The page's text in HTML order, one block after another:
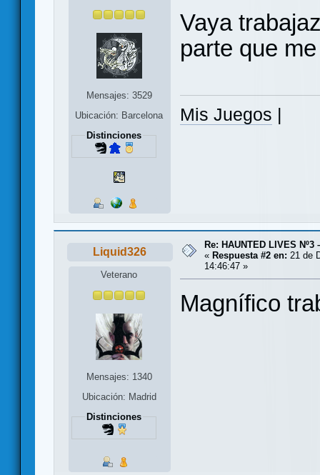
Mensajes: 3529
Ubicación: Barcelona
Distinciones
Vaya
parte que
Mis Juegos |
Liquid326
Veterano
Mensajes: 1340
Ubicación: Madrid
Distinciones
Re: HAUNTED LIVES Nº3
« Respuesta #2 en: 21 de
14:46:47 »
Magnífico